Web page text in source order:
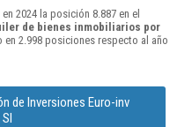
2024 la posición 8.887 en el
de bienes inmobiliarios por
en 2.998 posiciones respecto al año
de Inversiones Euro-inv